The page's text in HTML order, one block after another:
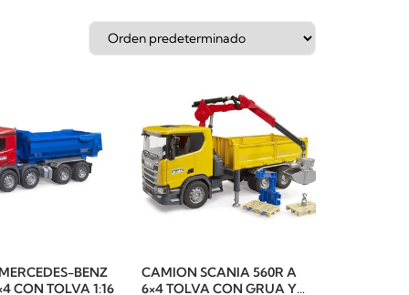
BENZ
CON TOLVA 1:16
CAMION SCANIA 560R A
6×4 TOLVA CON GRUA Y